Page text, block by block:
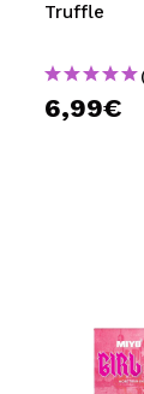
Truffle
6,99€